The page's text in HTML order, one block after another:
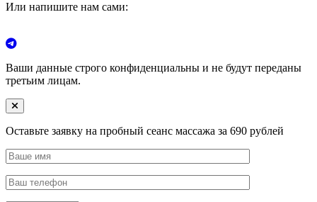
Или напишите нам сами:
Ваши данные строго конфиденциальны и не будут переданы
третьим лицам.
Оставьте заявку на пробный сеанс массажа за 690 рублей